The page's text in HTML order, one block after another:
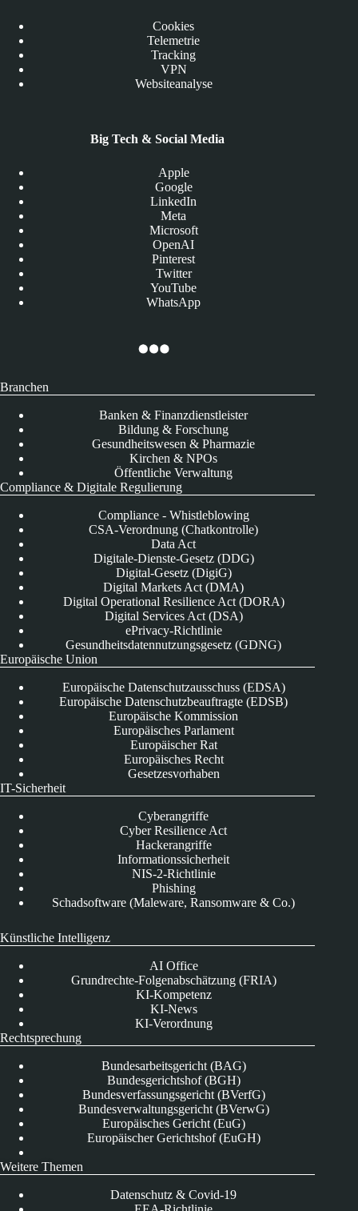
Cookies
Telemetrie
Tracking
VPN
Websiteanalyse
Big Tech & Social Media
Apple
Google
LinkedIn
Meta
Microsoft
OpenAI
Pinterest
Twitter
YouTube
WhatsApp
Branchen
Banken & Finanzdienstleister
Bildung & Forschung
Gesundheitswesen & Pharmazie
Kirchen & NPOs
Öffentliche Verwaltung
Compliance & Digitale Regulierung
Compliance - Whistleblowing
CSA-Verordnung (Chatkontrolle)
Data Act
Digitale-Dienste-Gesetz (DDG)
Digital-Gesetz (DigiG)
Digital Markets Act (DMA)
Digital Operational Resilience Act (DORA)
Digital Services Act (DSA)
ePrivacy-Richtlinie
Gesundheitsdatennutzungsgesetz (GDNG)
Europäische Union
Europäische Datenschutzausschuss (EDSA)
Europäische Datenschutzbeauftragte (EDSB)
Europäische Kommission
Europäisches Parlament
Europäischer Rat
Europäisches Recht
Gesetzesvorhaben
IT-Sicherheit
Cyberangriffe
Cyber Resilience Act
Hackerangriffe
Informationssicherheit
NIS-2-Richtlinie
Phishing
Schadsoftware (Maleware, Ransomware & Co.)
Künstliche Intelligenz
AI Office
Grundrechte-Folgenabschätzung (FRIA)
KI-Kompetenz
KI-News
KI-Verordnung
Rechtsprechung
Bundesarbeitsgericht (BAG)
Bundesgerichtshof (BGH)
Bundesverfassungsgericht (BVerfG)
Bundesverwaltungsgericht (BVerwG)
Europäisches Gericht (EuG)
Europäischer Gerichtshof (EuGH)
Weitere Themen
Datenschutz & Covid-19